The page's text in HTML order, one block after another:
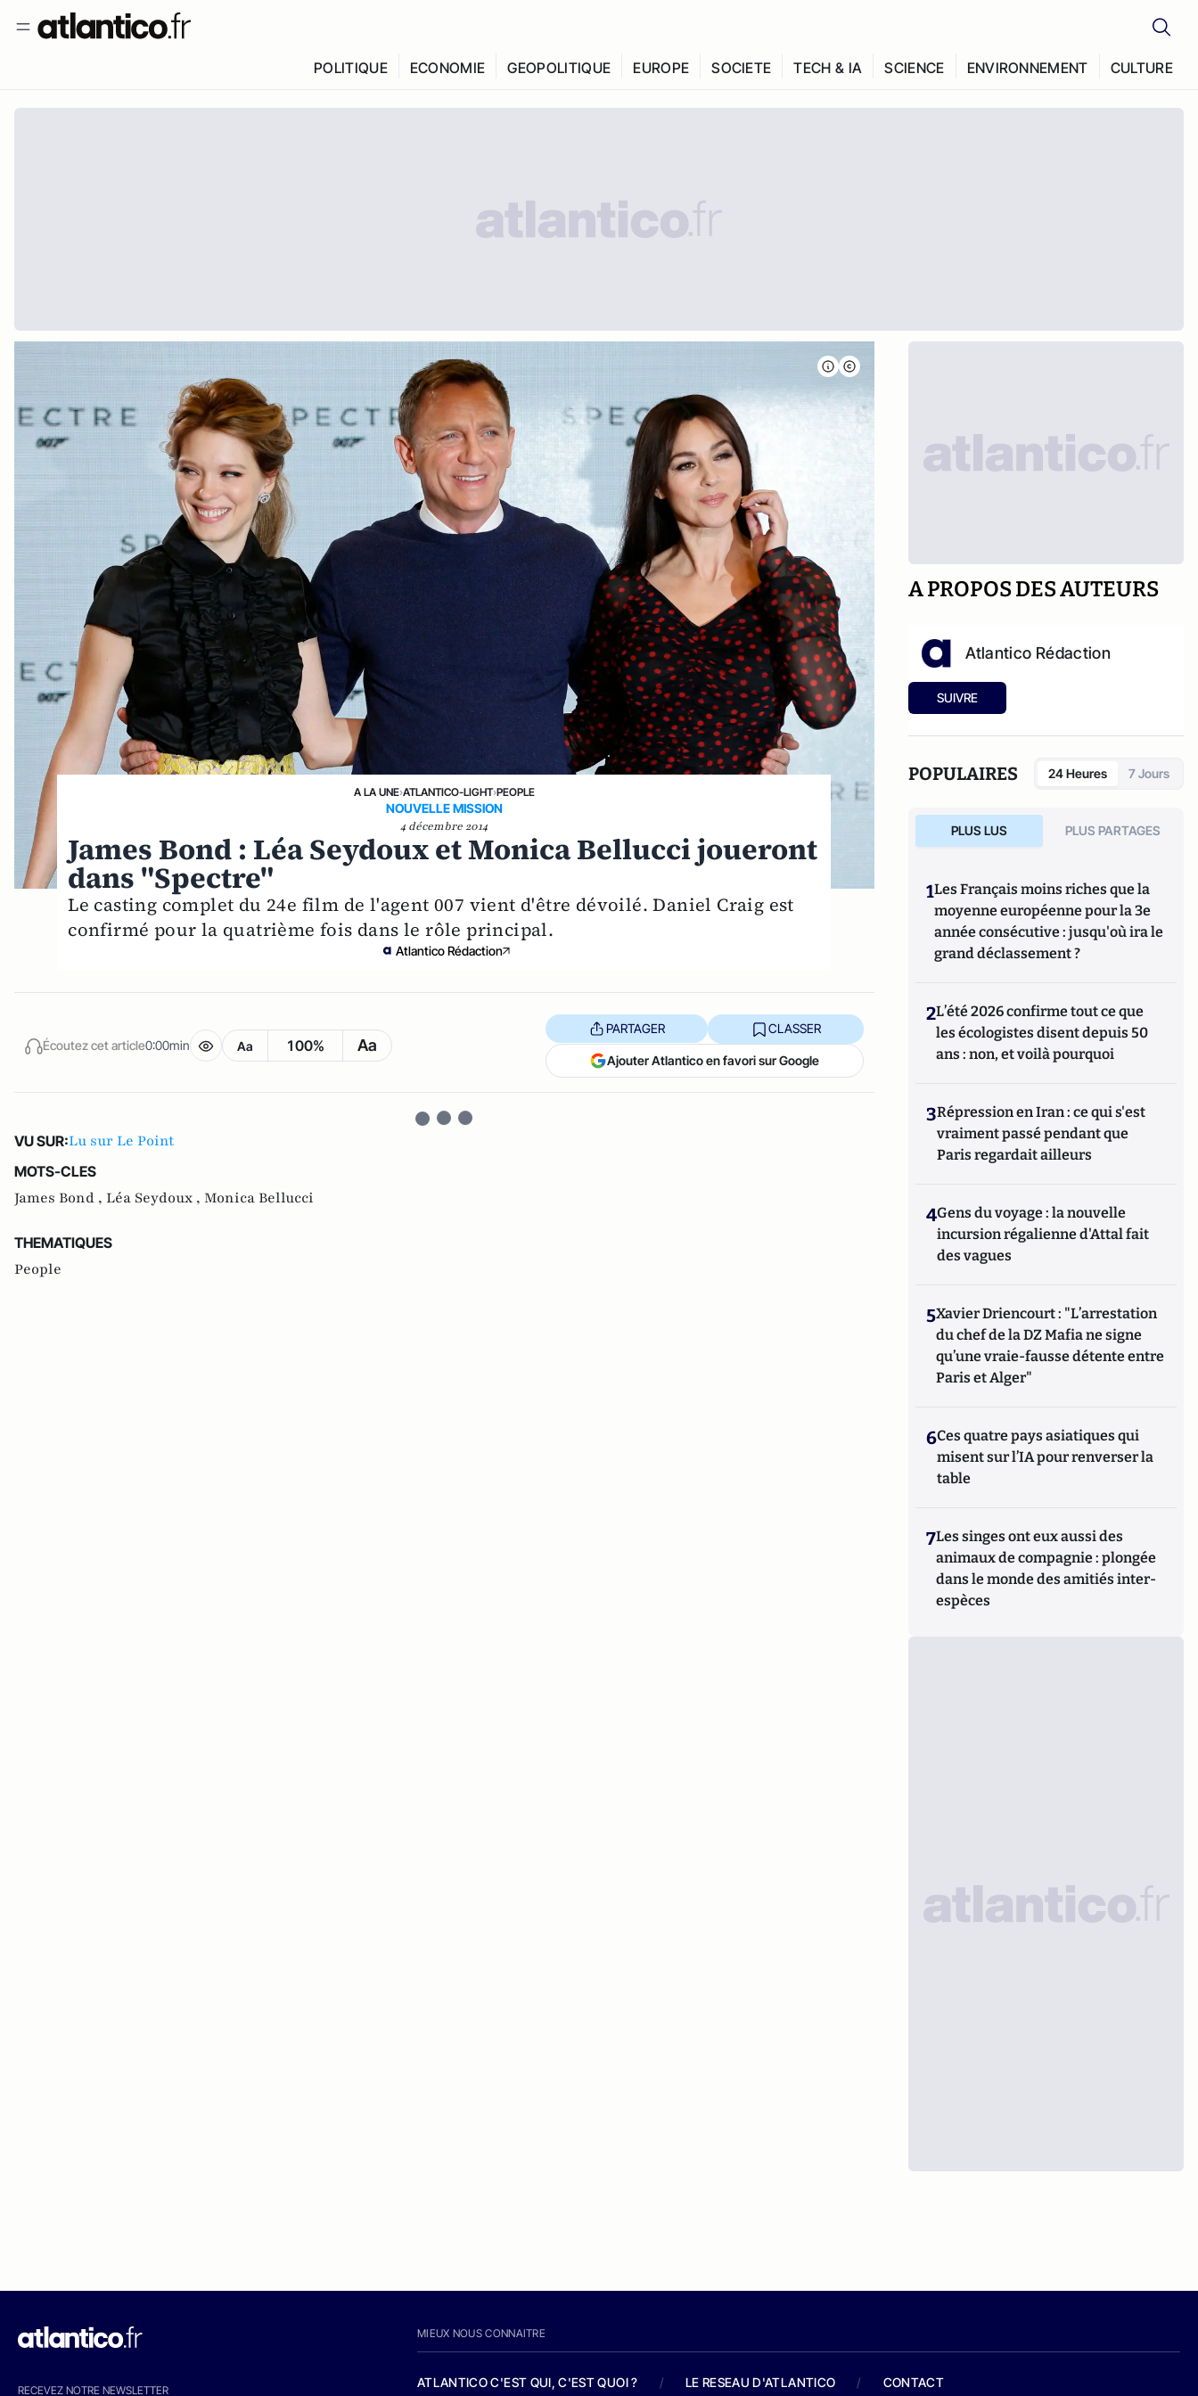
POLITIQUE ECONOMIE GEOPOLITIQUE EUROPE SOCIETE TECH & IA SCIENCE ENVIRONNEMENT CULTURE
A LA UNE›ATLANTICO-LIGHT›PEOPLE
NOUVELLE MISSION
4 décembre 2014
James Bond : Léa Seydoux et Monica Bellucci joueront
dans "Spectre"
Le casting complet du 24e film de l'agent 007 vient d'être dévoilé. Daniel Craig est
confirmé pour la quatrième fois dans le rôle principal.
Atlantico Rédaction
Écoutez cet article0:00min Aa 100% Aa
PARTAGER CLASSER
Ajouter Atlantico en favori sur Google
VU SUR:Lu sur Le Point
MOTS-CLES
James Bond , Léa Seydoux , Monica Bellucci
THEMATIQUES
People
A PROPOS DES AUTEURS
Atlantico Rédaction
SUIVRE
POPULAIRES 24 Heures 7 Jours
PLUS LUS PLUS PARTAGES
1Les Français moins riches que la
moyenne européenne pour la 3e
année consécutive : jusqu'où ira le
grand déclassement ?
2L’été 2026 confirme tout ce que
les écologistes disent depuis 50
ans : non, et voilà pourquoi
3Répression en Iran : ce qui s'est
vraiment passé pendant que
Paris regardait ailleurs
4Gens du voyage : la nouvelle
incursion régalienne d'Attal fait
des vagues
5Xavier Driencourt : "L’arrestation
du chef de la DZ Mafia ne signe
qu’une vraie-fausse détente entre
Paris et Alger"
6Ces quatre pays asiatiques qui
misent sur l’IA pour renverser la
table
7Les singes ont eux aussi des
animaux de compagnie : plongée
dans le monde des amitiés inter-
espèces
RECEVEZ NOTRE NEWSLETTER
MIEUX NOUS CONNAITRE
ATLANTICO C'EST QUI, C'EST QUOI ? / LE RESEAU D'ATLANTICO / CONTACT